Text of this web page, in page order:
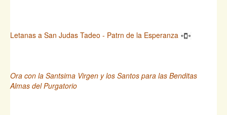
Letanas a San Judas Tadeo - Patrn de la Esperanza
Ora con la Santsima Virgen y los Santos para las Benditas
Almas del Purgatorio